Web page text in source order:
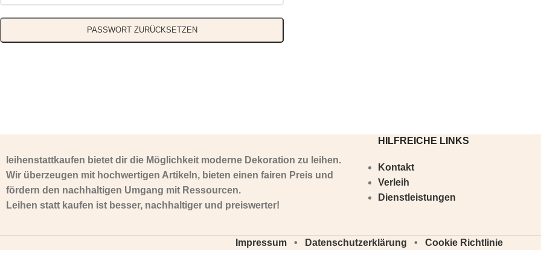
PASSWORT ZURÜCKSETZEN
leihenstattkaufen bietet dir die Möglichkeit moderne Dekoration zu leihen.
Wir überzeugen mit hochwertigen Artikeln, bieten einen fairen Preis und
fördern den nachhaltigen Umgang mit Ressourcen.
Leihen statt kaufen ist besser, nachhaltiger und preiswerter!
HILFREICHE LINKS
Kontakt
Verleih
Dienstleistungen
Impressum • Datenschutzerklärung • Cookie Richtlinie